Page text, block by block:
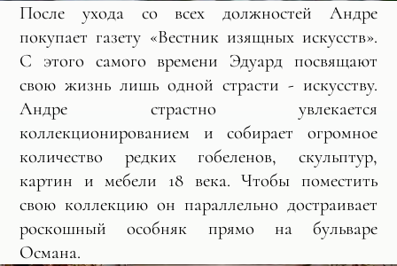
После ухода со всех должностей Андре
покупает газету «Вестник изящных искусств».
С этого самого времени Эдуард посвящают
свою жизнь лишь одной страсти - искусству.
Андре страстно увлекается
коллекционированием и собирает огромное
количество редких гобеленов, скульптур,
картин и мебели 18 века. Чтобы поместить
свою коллекцию он параллельно достраивает
роскошный особняк прямо на бульваре
Османа.